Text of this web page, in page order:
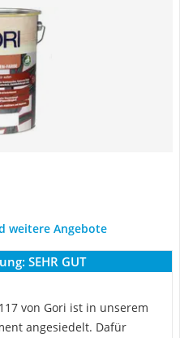
weitere Angebote
SEHR GUT
von Gori ist in unserem
angesiedelt. Dafür